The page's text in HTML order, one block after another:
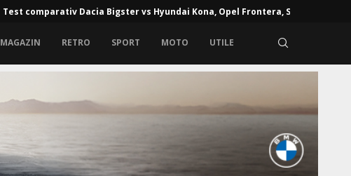
Test comparativ Dacia Bigster vs Hyundai Kona, Opel Frontera, Skoda...
MAGAZIN RETRO SPORT MOTO UTILE